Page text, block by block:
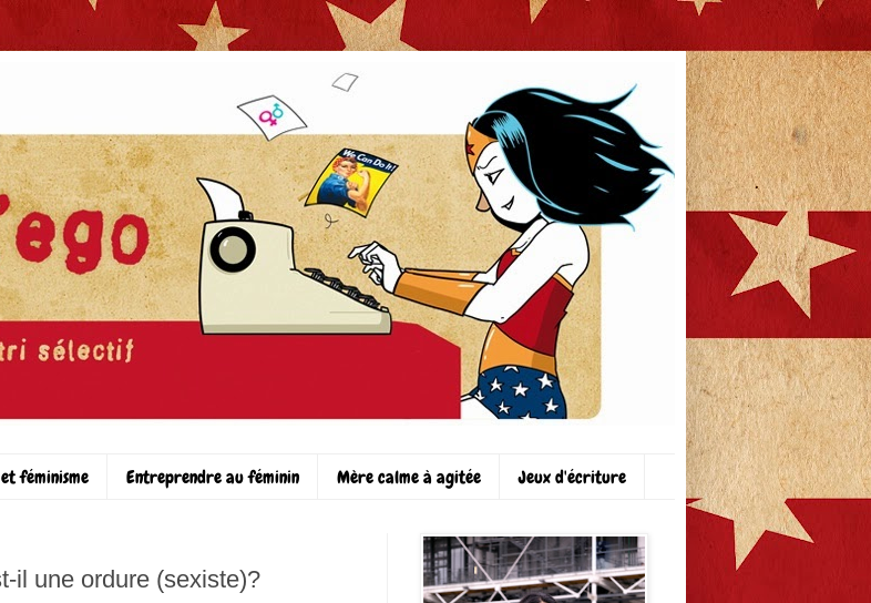
féminisme Entreprendre au féminin Mère calme à agitée Jeux d'écriture
il une ordure (sexiste)?